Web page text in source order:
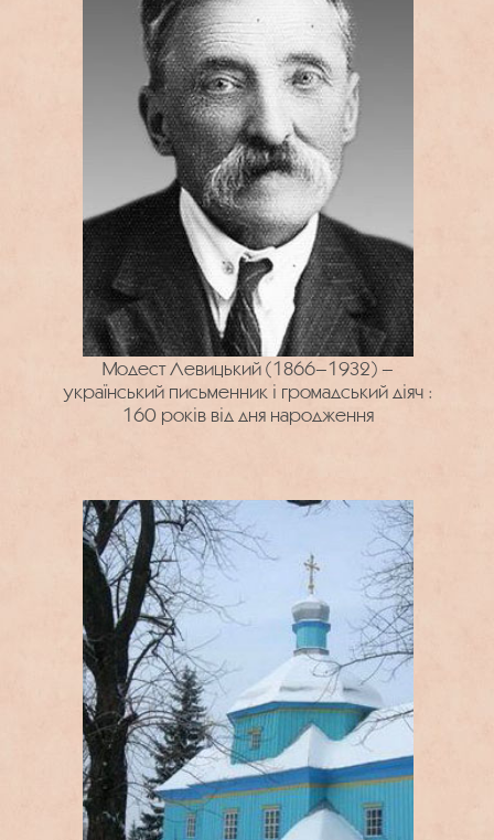
Модест Левицький (1866–1932) –
український письменник і громадський діяч :
160 років від дня народження